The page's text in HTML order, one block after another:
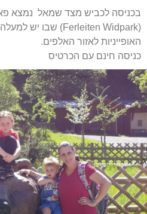
בכניסה לכביש מצד שמאל נמצא
האופייניות לאזור האלפים.
כניסה חינם עם הכרטיס